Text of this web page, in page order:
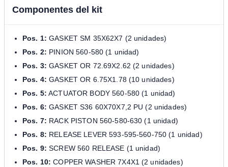
Componentes del kit
Pos. 1: GASKET SM 35X62X7 (2 unidades)
Pos. 2: PINION 560-580 (1 unidad)
Pos. 3: GASKET OR 72.69X2.62 (2 unidades)
Pos. 4: GASKET OR 6.75X1.78 (10 unidades)
Pos. 5: ACTUATOR BODY 560-580 (1 unidad)
Pos. 6: GASKET S36 60X70X7,2 PU (2 unidades)
Pos. 7: RACK PISTON 560-580-630 (1 unidad)
Pos. 8: RELEASE LEVER 593-595-560-750 (1 unidad)
Pos. 9: SCREW 560 RELEASE (1 unidad)
Pos. 10: COPPER WASHER 7X4X1 (2 unidades)